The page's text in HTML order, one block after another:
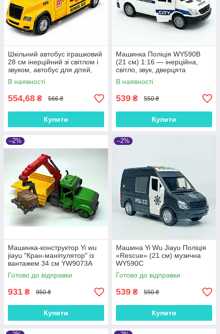
Шкільний автобус іграшковий
28 см інерційний зі світлом і
звуком, автобус для дітей,
відчиняються двері, гумові
шини, 666-31Q
В наявності
554,68 ₴ 566 ₴
Купити
Машинка Поліція WY590B
(21 см) 1:16 — інерційна,
світло, звук, дверцята
В наявності
539 ₴ 550 ₴
Купити
–2%
Машинка-конструктор Yi wu
jiayu "Кран-маніпулятор" із
вантажем 34 см YW9073A
Готово до відправки
931 ₴ 950 ₴
Купити
–2%
Машина Yi Wu Jiayu Поліція
«Rescue» (21 см) музична
WY590C
Готово до відправки
539 ₴ 550 ₴
Купити